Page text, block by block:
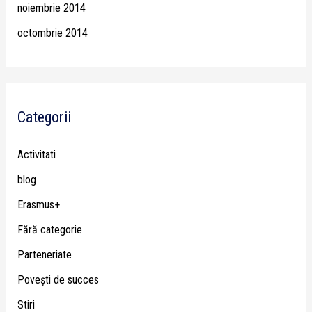
noiembrie 2014
octombrie 2014
Categorii
Activitati
blog
Erasmus+
Fără categorie
Parteneriate
Poveşti de succes
Stiri